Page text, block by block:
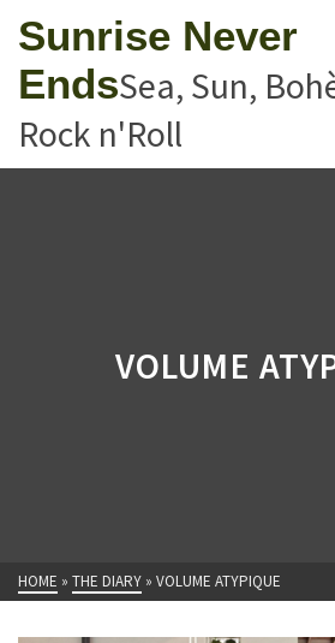
Sunrise Never
EndsSea, Sun,
Rock n'Roll
VOLUME
HOME » THE DIARY » VOLUME ATYPIQUE